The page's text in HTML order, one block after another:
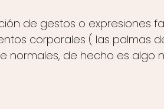
de gestos o expresiones
corporales ( las palmas
normales, de hecho es algo